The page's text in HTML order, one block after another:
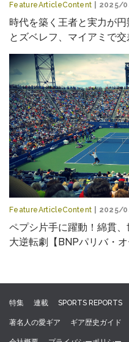
FeatureArticleContent | 2025/
時代を築く王者と実力が
とズベレフ、マイアミで
FeatureArticleContent | 2025/
ペプシ片手に躍動！綿貫
大逆転劇【BNPパリバ・オ
特集 連載 SPORTS REPORTS
著名人の愛ギア ギア歴史ガイド